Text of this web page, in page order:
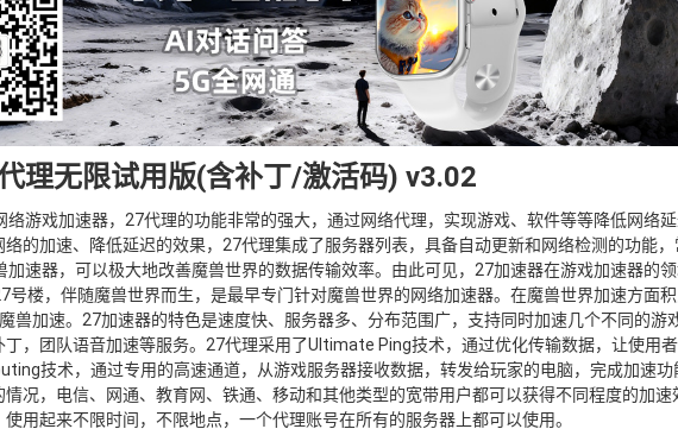
理无限试用版(含补丁/激活码) v3.02
游戏加速器，27代理的功能非常的强大，通过网络代理，实现游戏、软件等等降低网络
的加速、降低延迟的效果，27代理集成了服务器列表，具备自动更新和网络检测的功能
速器，可以极大地改善魔兽世界的数据传输效率。由此可见，27加速器在游戏加速器的
号楼，伴随魔兽世界而生，是最早专门针对魔兽世界的网络加速器。在魔兽世界加速方面
兽加速。27加速器的特色是速度快、服务器多、分布范围广，支持同时加速几个不同的游
，团队语音加速等服务。27代理采用了Ultimate Ping技术，通过优化传输数据，让使用
技术，通过专用的高速通道，从游戏服务器接收数据，转发给玩家的电脑，完成加速功
况，电信、网通、教育网、铁通、移动和其他类型的宽带用户都可以获得不同程度的加速
用起来不限时间，不限地点，一个代理账号在所有的服务器上都可以使用。